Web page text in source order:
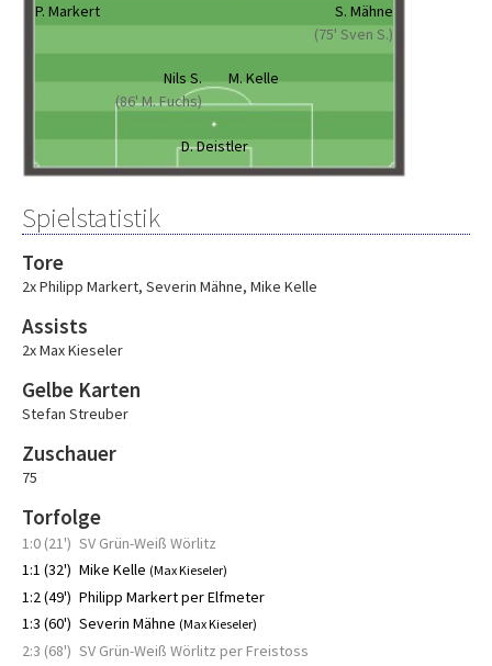
P. Markert
S. Mähne
(75' Sven S.)
Nils S.
(86' M. Fuchs)
M. Kelle
D. Deistler
Spielstatistik
Tore
2x Philipp Markert, Severin Mähne, Mike Kelle
Assists
2x Max Kieseler
Gelbe Karten
Stefan Streuber
Zuschauer
75
Torfolge
1:0 (21') SV Grün-Weiß Wörlitz
1:1 (32') Mike Kelle (Max Kieseler)
1:2 (49') Philipp Markert per Elfmeter
1:3 (60') Severin Mähne (Max Kieseler)
2:3 (68') SV Grün-Weiß Wörlitz per Freistoss